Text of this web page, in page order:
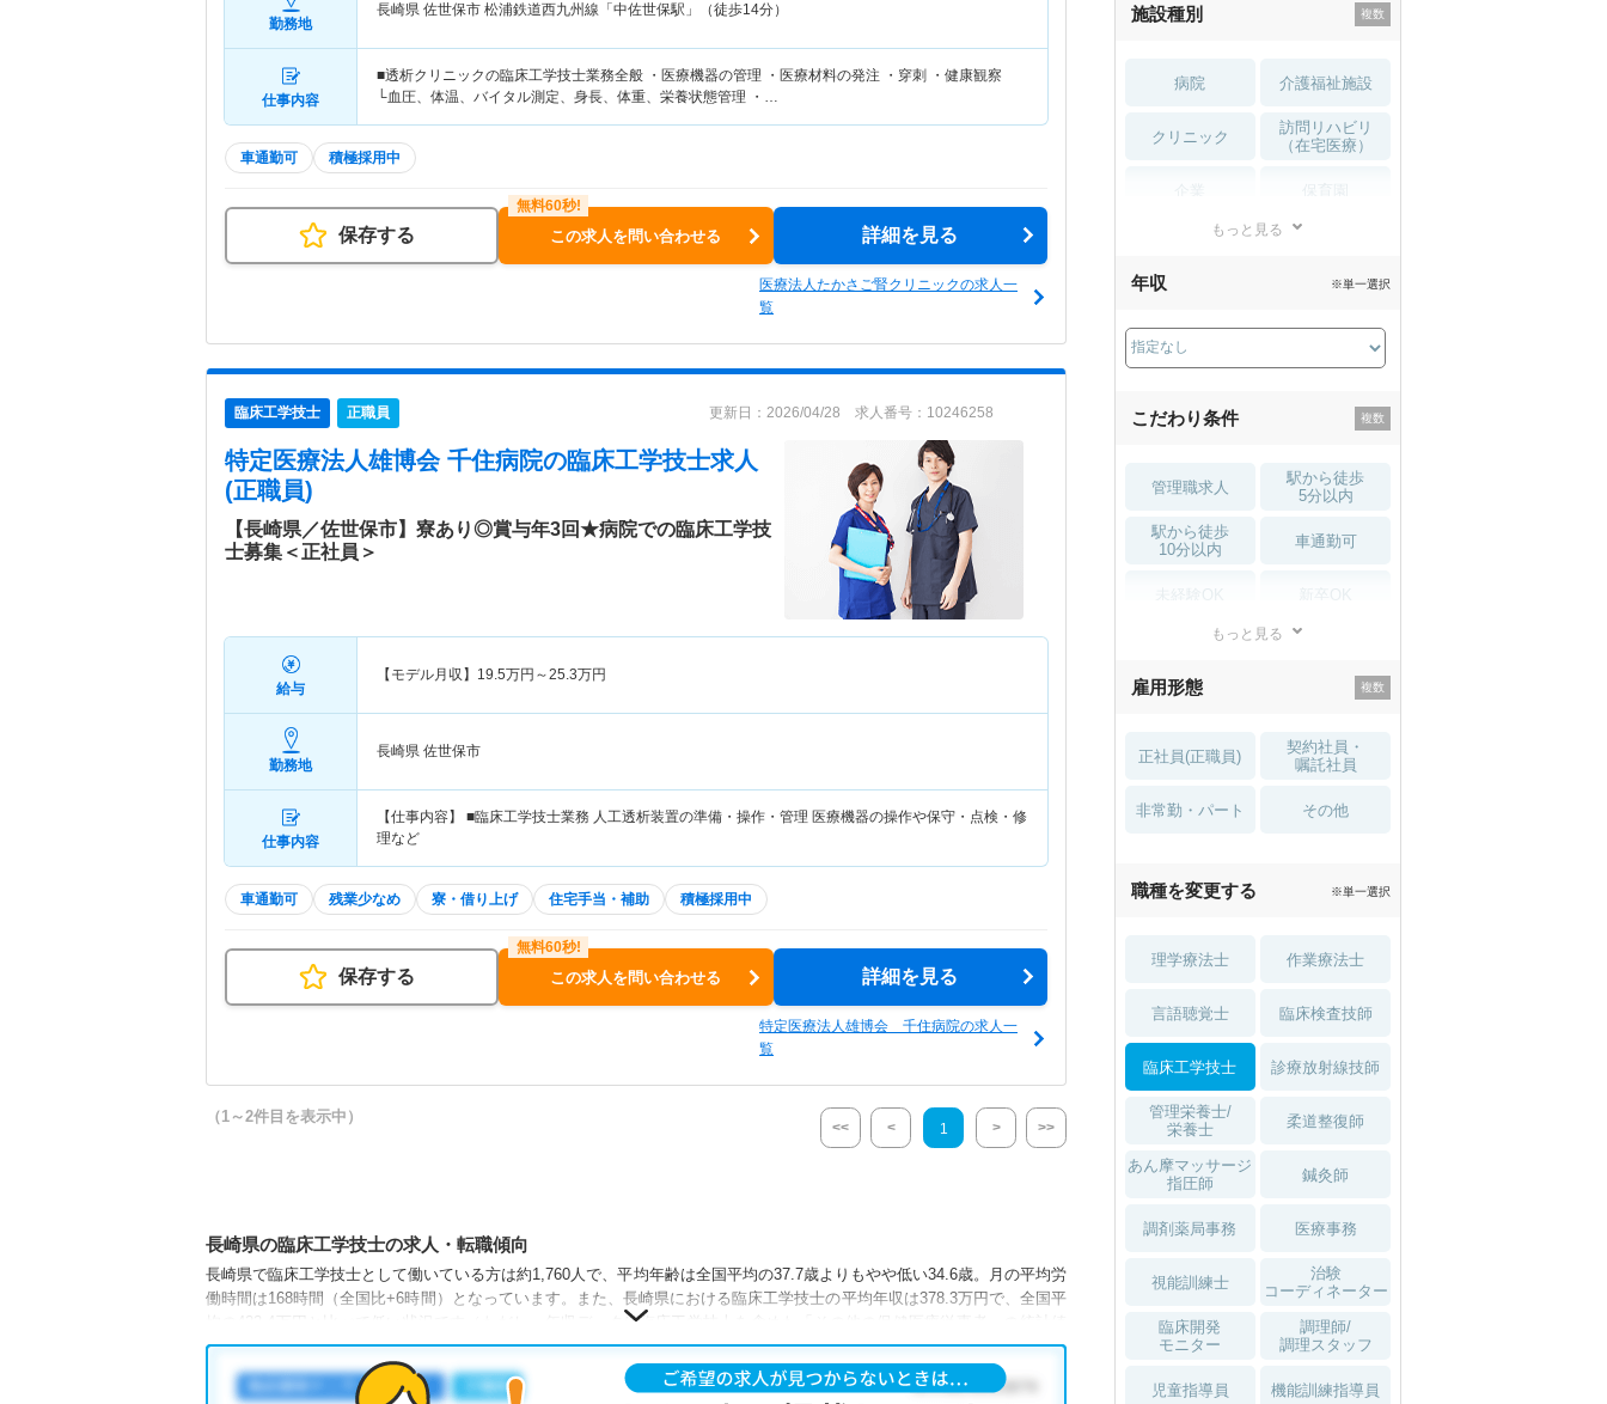
勤務地
長崎県 佐世保市 松浦鉄道西九州線「中佐世保駅」（徒歩14分）
仕事内容
■透析クリニックの臨床工学技士業務全般 ・医療機器の管理 ・医療材料の発注 ・穿刺 ・健康観察
└血圧、体温、バイタル測定、身長、体重、栄養状態管理 ・…
車通勤可 積極採用中
保存する この求人を問い合わせる 詳細を見る
医療法人たかさご腎クリニックの求人一
覧
臨床工学技士 正職員 更新日：2026/04/28 求人番号：10246258
特定医療法人雄博会 千住病院の臨床工学技士求人
(正職員)
【長崎県／佐世保市】寮あり◎賞与年3回★病院での臨床工学技
士募集＜正社員＞
給与
【モデル月収】 19.5万円～25.3万円
勤務地
長崎県 佐世保市
仕事内容
【仕事内容】 ■臨床工学技士業務 人工透析装置の準備・操作・管理 医療機器の操作や保守・点検・修
理など
車通勤可 残業少なめ 寮・借り上げ 住宅手当・補助 積極採用中
保存する この求人を問い合わせる 詳細を見る
特定医療法人雄博会 千住病院の求人一
覧
（1～2件目を表示中）
<< < 1 > >>
長崎県の臨床工学技士の求人・転職傾向
長崎県で臨床工学技士として働いている方は約1,760人で、平均年齢は全国平均の37.7歳よりもやや低い34.6歳。月の平均労
働時間は168時間（全国比+6時間）となっています。また、長崎県における臨床工学技士の平均年収は378.3万円で、全国平
均の423.4万円と比べて低い状況です（ただし、年収データは臨床工学技士を含めた「その他の保健医療従事者」の統計値
です）。
長崎県には病院が147施設、クリニックが1,075施設あり、臨床工学技士として働ける施設が豊富です。そのため、多種多様
な求人の中から希望の条件に合った職場を見つけることができるでしょう。
施設種別
病院 介護福祉施設
クリニック
訪問リハビリ
（在宅医療）
薬局・
もっと見る
年収 ※単一選択
こだわり条件
管理職求人
駅から徒歩
5分以内
駅から徒歩
10分以内
車通勤可
住宅手当・補助
土日祝休 無資格 OK
積極採用中 WEB面接OK
もっと見る
雇用形態
正社員(正職員)
契約社員・
嘱託社員
非常勤・パート その他
職種を変更する ※単一選択
理学療法士 作業療法士
言語聴覚士 臨床検査技師
臨床工学技士 診療放射線技師
管理栄養士/
栄養士
柔道整復師
あん摩マッサージ
指圧師
鍼灸師
調剤薬局事務 医療事務
視能訓練士
治験
コーディネーター
臨床開発
モニター
調理師/
調理スタッフ
児童指導員 機能訓練指導員